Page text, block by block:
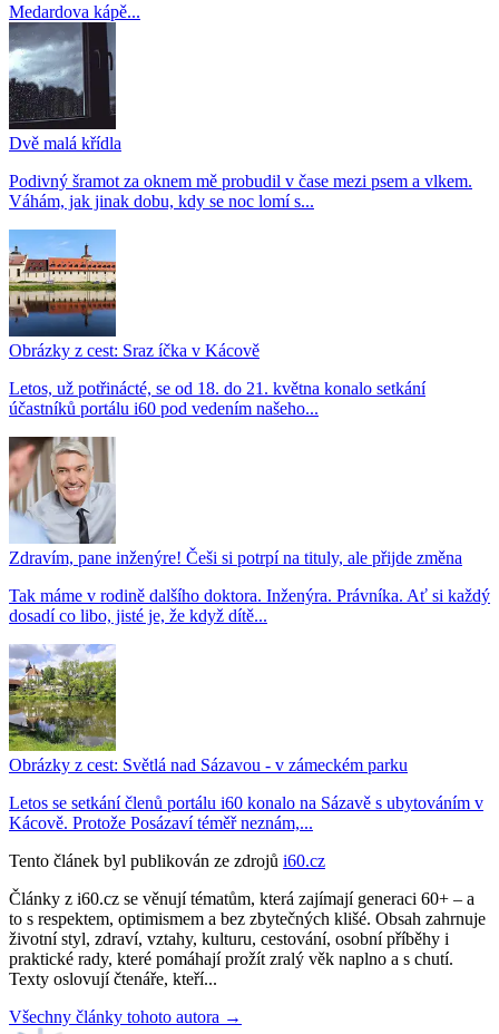
Medardova kápě...
Dvě malá křídla
Podivný šramot za oknem mě probudil v čase mezi psem a vlkem.
Váhám, jak jinak dobu, kdy se noc lomí s...
Obrázky z cest: Sraz íčka v Kácově
Letos, už potřinácté, se od 18. do 21. května konalo setkání
účastníků portálu i60 pod vedením našeho...
Zdravím, pane inženýre! Češi si potrpí na tituly, ale přijde změna
Tak máme v rodině dalšího doktora. Inženýra. Právníka. Ať si každý
dosadí co libo, jisté je, že když dítě...
Obrázky z cest: Světlá nad Sázavou - v zámeckém parku
Letos se setkání členů portálu i60 konalo na Sázavě s ubytováním v
Kácově. Protože Posázaví téměř neznám,...
Tento článek byl publikován ze zdrojů i60.cz
Články z i60.cz se věnují tématům, která zajímají generaci 60+ – a
to s respektem, optimismem a bez zbytečných klišé. Obsah zahrnuje
životní styl, zdraví, vztahy, kulturu, cestování, osobní příběhy i
praktické rady, které pomáhají prožít zralý věk naplno a s chutí.
Texty oslovují čtenáře, kteří...
Všechny články tohoto autora →